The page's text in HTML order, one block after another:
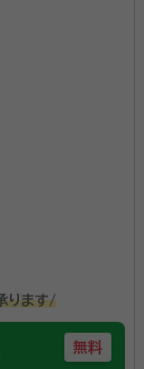
3月 役職定年を
講座受講 ▽富士通
Specialist認定取
年10月 行政書
法務大臣許可）
政書士としての
書士に頼めば、何
頼感と期待感を
ベテラン
の相続手続き
どうくさい書類
会
ります/
無料